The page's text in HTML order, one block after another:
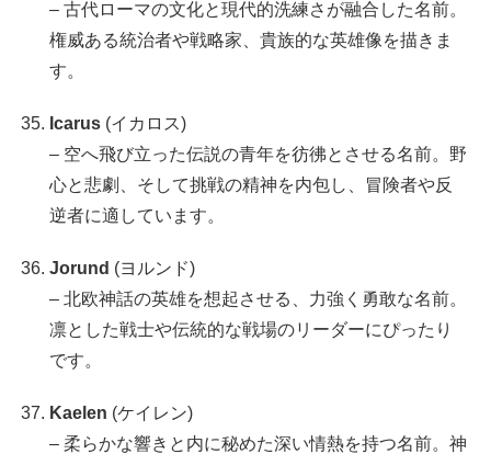
– 古代ローマの文化と現代的洗練さが融合した名前。
権威ある統治者や戦略家、貴族的な英雄像を描きま
す。
Icarus (イカロス)
– 空へ飛び立った伝説の青年を彷彿とさせる名前。野
心と悲劇、そして挑戦の精神を内包し、冒険者や反
逆者に適しています。
Jorund (ヨルンド)
– 北欧神話の英雄を想起させる、力強く勇敢な名前。
凛とした戦士や伝統的な戦場のリーダーにぴったり
です。
Kaelen (ケイレン)
– 柔らかな響きと内に秘めた深い情熱を持つ名前。神